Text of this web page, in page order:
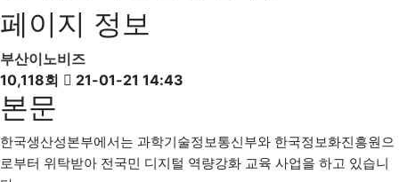
페이지 정보
부산이노비즈
10,118회
21-01-21 14:43
본문
한국생산성본부에서는 과학기술정보통신부와 한국정보화진흥원으
로부터 위탁받아 전국민 디지털 역량강화 교육 사업을 하고 있습니